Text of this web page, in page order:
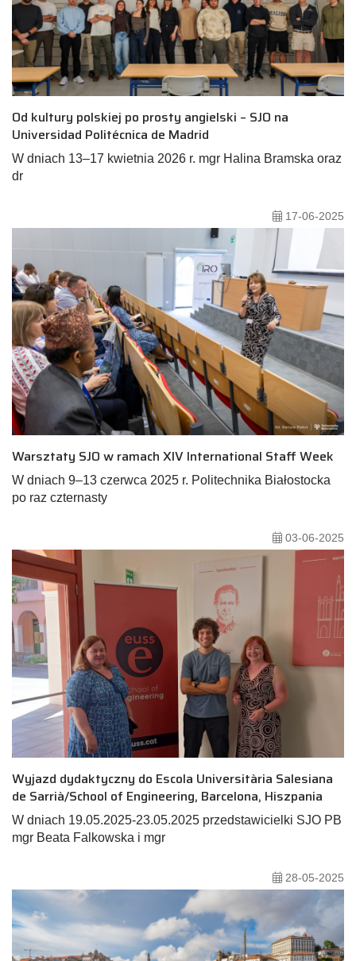
Od kultury polskiej po prosty angielski – SJO na
Universidad Politécnica de Madrid
W dniach 13–17 kwietnia 2026 r. mgr Halina Bramska oraz
dr
17-06-2025
Warsztaty SJO w ramach XIV International Staff Week
W dniach 9–13 czerwca 2025 r. Politechnika Białostocka
po raz czternasty
03-06-2025
Wyjazd dydaktyczny do Escola Universitària Salesiana
de Sarrià/School of Engineering, Barcelona, Hiszpania
W dniach 19.05.2025-23.05.2025 przedstawicielki SJO PB
mgr Beata Falkowska i mgr
28-05-2025